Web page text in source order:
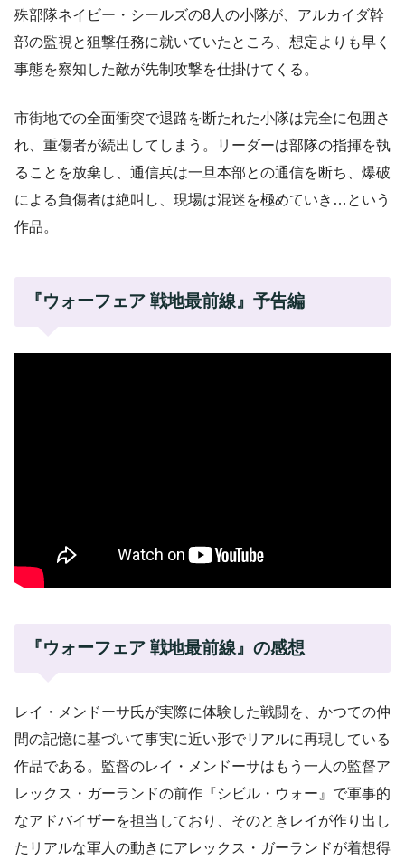
殊部隊ネイビー・シールズの8人の小隊が、アルカイダ幹
部の監視と狙撃任務に就いていたところ、想定よりも早く
事態を察知した敵が先制攻撃を仕掛けてくる。
市街地での全面衝突で退路を断たれた小隊は完全に包囲さ
れ、重傷者が続出してしまう。リーダーは部隊の指揮を執
ることを放棄し、通信兵は一旦本部との通信を断ち、爆破
による負傷者は絶叫し、現場は混迷を極めていき…という
作品。
『ウォーフェア 戦地最前線』予告編
『ウォーフェア 戦地最前線』の感想
レイ・メンドーサ氏が実際に体験した戦闘を、かつての仲
間の記憶に基づいて事実に近い形でリアルに再現している
作品である。監督のレイ・メンドーサはもう一人の監督ア
レックス・ガーランドの前作『シビル・ウォー』で軍事的
なアドバイザーを担当しており、そのときレイが作り出し
たリアルな軍人の動きにアレックス・ガーランドが着想得